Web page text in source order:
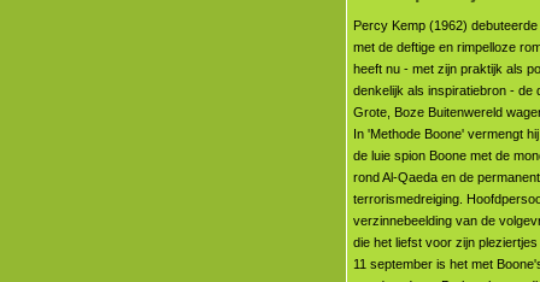
Percy Kemp (1962)
met de deftige en rimpelloze
heeft nu - met zijn praktijk als
denkelijk als inspiratiebron - de
Grote, Boze Buitenwereld
In 'Methode Boone' vermengt
de luie spion Boone met de
rond Al-Qaeda en de
terrorismedreiging.
verzinnebeelding van de
die het liefst voor zijn
11 september is het met